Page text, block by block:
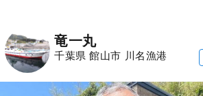
竜一丸
千葉県 館山市 川名漁港